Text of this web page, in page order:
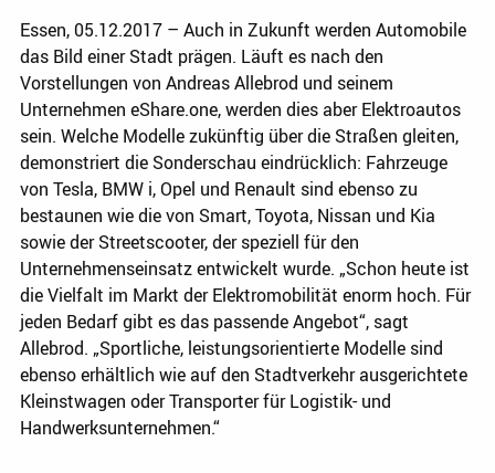
Essen, 05.12.2017 – Auch in Zukunft werden Automobile
das Bild einer Stadt prägen. Läuft es nach den
Vorstellungen von Andreas Allebrod und seinem
Unternehmen eShare.one, werden dies aber Elektroautos
sein. Welche Modelle zukünftig über die Straßen gleiten,
demonstriert die Sonderschau eindrücklich: Fahrzeuge
von Tesla, BMW i, Opel und Renault sind ebenso zu
bestaunen wie die von Smart, Toyota, Nissan und Kia
sowie der Streetscooter, der speziell für den
Unternehmenseinsatz entwickelt wurde. „Schon heute ist
die Vielfalt im Markt der Elektromobilität enorm hoch. Für
jeden Bedarf gibt es das passende Angebot“, sagt
Allebrod. „Sportliche, leistungsorientierte Modelle sind
ebenso erhältlich wie auf den Stadtverkehr ausgerichtete
Kleinstwagen oder Transporter für Logistik- und
Handwerksunternehmen.“